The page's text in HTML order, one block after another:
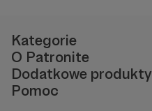
Kategorie
O Patronite
Dodatkowe produkty
Pomoc